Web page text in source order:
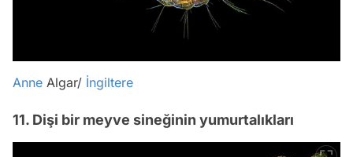
Anne Algar/ İngiltere
11. Dişi bir meyve sineğinin yumurtalıkları